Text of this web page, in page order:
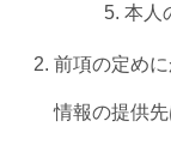
本人
前項の定め
情報の提供